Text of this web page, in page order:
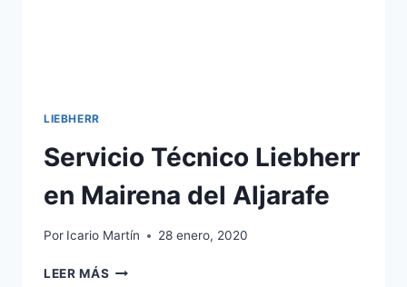
LIEBHERR
Servicio Técnico Liebherr
en Mairena del Aljarafe
Por Icario Martín 28 enero, 2020
LEER MÁS SERVICIO